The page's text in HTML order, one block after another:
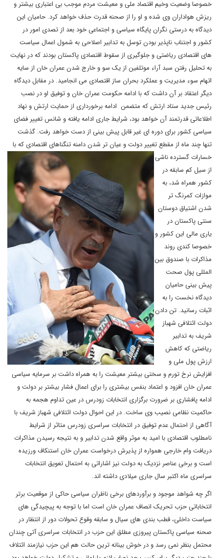
خصوصا وضعیت وخیم اقتصاد ملی و معیشت مردم موجب بی اعتباری بیشتر و
ریزش هواداران وی شده و او را از صحنه قدرت حذف خواهد کرد. حامیان این
دیدگاه به درستی نگران پایگاه سیاسی و اجتماعی خود بعد از تصدی امور در
کشور و اجتناب ناپذیر بودن توسل به تدابیر اصلاحی به شمول اعمال سیاست
های اقتصادی ریاضتی و جلوگیری از سقوط اقتصادی پاکستان بودند که در نهایت
به تحلیل رفتن سبد آراء موتلفین از یک سو و خارج شدن عمران خان از سایه
اتهام سوء مدیریت و عملکرد بحران ساز اقتصادی می انجامید. در مقابل دیدگاه
دیگر اعتقاد بر آن داشت که با ادامه حکومت عمران خان و توفیق او در نصب
رئیس جدید ستاد ارتش که متضمن ادامه برخورداری از حمایت ارتش و نهاد
اطلاعاتی قدرتمند آن خواهد بود، شرایط جاری ادامه یافته و شانس تغییر فضای
سیاسی کشور برای دوره ای غیر قابل پیش بینی از دست خواهد رفت. گذشت
تنها چند ماه از مقطع تغییر دولت و عیان تر شدن دامنه تنگناهای اقتصادی که با
خسارات گسترده ناشی
از سیل کم سابقه در
کشور همراه شد، به
موازات کمرنگ تر
شدن اشتیاق دوستان
سنتی پاکستان در
یاری مالی این کشور و
خصوصا کندی روند
مذاکرات با صندوق بین
المللی پول صحت
پیش بینی حامیان
دیدگاه نخست را به
اثبات رسانید. تن دادن
دولت ائتلافی شهباز
شریف به تدابیر
ریاضتی که کاهش
ارزش پول ملی و
افزایش نرخ تورم و سختی بیشتر معیشت را به همراه داشت بر سرمایه سیاسی
عمران خان افزود و اعتماد بنفس بیشتری را برای اعمال فشار بیشتر بر دولت و
ادامه پافشاری بر ضرورت برگزاری انتخابات زودرس در عین تداوم هجمه به
حاکمیت نظامی نصیب وی ساخت. در این احوال دولت ائتلافی شهباز شریف با
آگاهی از احتمال عدم توفیق در انتخابات سراسری زودرس متاثر از شرایط
نامطلوب اقتصادی با امید به موثر واقع شدن تدابیر و به نتیجه رسیدن مذاکرات
دریافت وام خارجی همواره از پذیرش درخواست عمران خان استنکاف ورزیده
است و برخی عناصر نزدیک به دولت نیز اشاراتی به احتمال تعویق انتخابات
سراسری ماه اکتبر سال جاری میلادی داشته اند.
اگر چه شواهد موجود و برآوردهای برخی ناظران سیاسی حاکی از موقعیت برتر
انتخاباتی حزب تحریک انصاف عمران خان است اما با توجه به پیچیدگی های
سیاست داخلی، قطب بندی های سیال و سابقه وقوع تحولات دور از انتظار در
صحنه سیاسی پاکستان پیروزی مطلق این حزب در انتخابات سراسری آتی چندان
محتمل بنظر نمی رسد و در خوش بینانه ترین حالت هم این حزب نیازمند ائتلاف